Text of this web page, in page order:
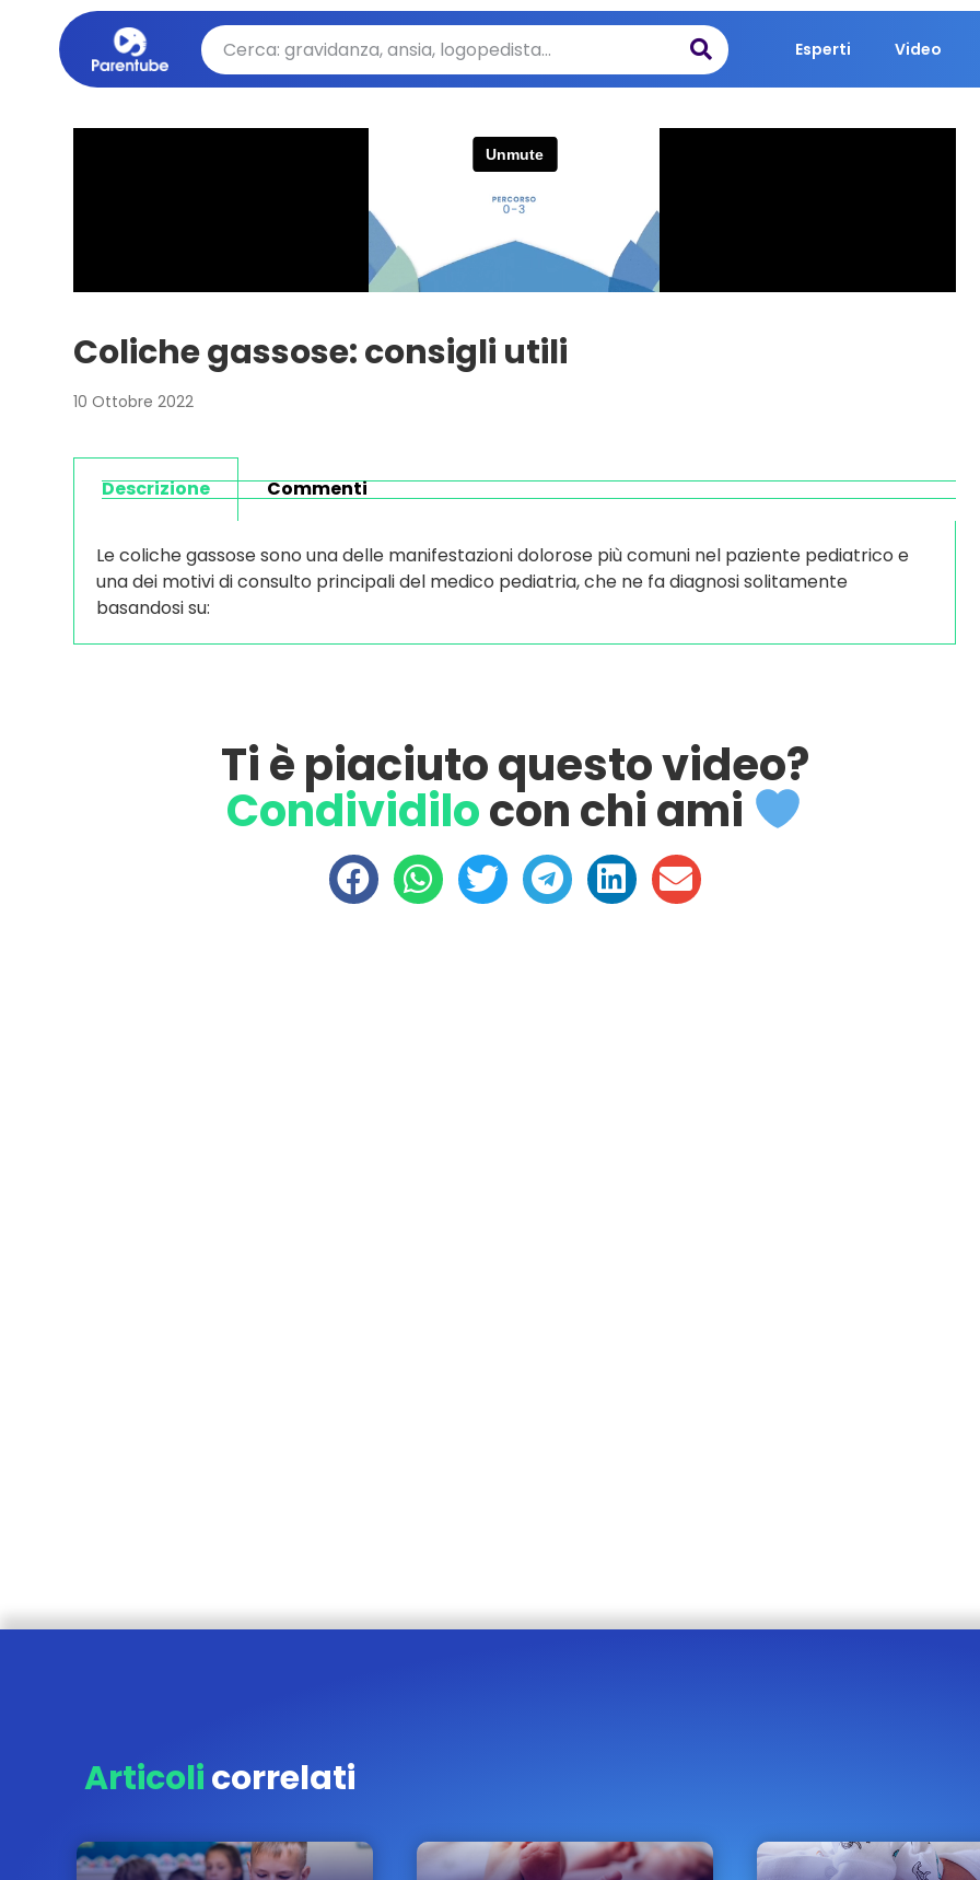
Esperti Video
Coliche gassose: consigli utili
10 Ottobre 2022
Descrizione Commenti
Le coliche gassose sono una delle manifestazioni dolorose più comuni nel paziente pediatrico e
una dei motivi di consulto principali del medico pediatria, che ne fa diagnosi solitamente
basandosi su:
Ti è piaciuto questo video?
Condividilocon chi ami
Articolicorrelati